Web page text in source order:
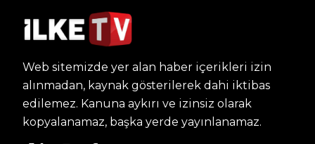
Web sitemizde yer alan haber içerikleri izin
alınmadan, kaynak gösterilerek dahi iktibas
edilemez. Kanuna aykırı ve izinsiz olarak
kopyalanamaz, başka yerde yayınlanamaz.